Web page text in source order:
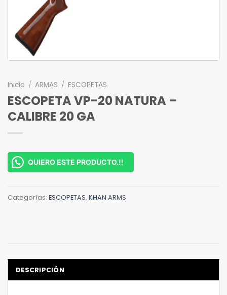
Inicio / ARMAS / ESCOPETAS
ESCOPETA VP-20 NATURA –
CALIBRE 20 GA
QUIERO ESTE PRODUCTO.!!
Categorías: ESCOPETAS, KHAN ARMS
DESCRIPCIÓN